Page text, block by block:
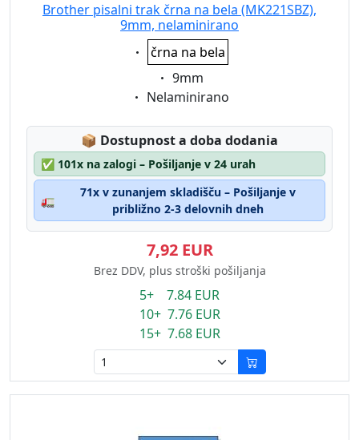
Brother pisalni trak črna na bela (MK221SBZ),
9mm, nelaminirano
Eigenschaft:
črna na bela
Eigenschaft:
9mm
Eigenschaft:
Nelaminirano
📦 Lagerstatus:
Dostupnost a doba dodania
✅ 101x na zalogi – Pošiljanje v 24 urah
🚛
71x v zunanjem skladišču – Pošiljanje v
približno 2-3 delovnih dneh
7,92 EUR
Brez DDV, plus stroški pošiljanja
5+ 7.84 EUR
10+ 7.76 EUR
15+ 7.68 EUR